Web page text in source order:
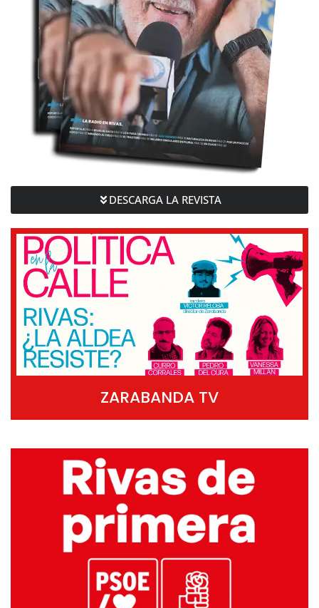
DESCARGA LA REVISTA
ZARABANDA TV